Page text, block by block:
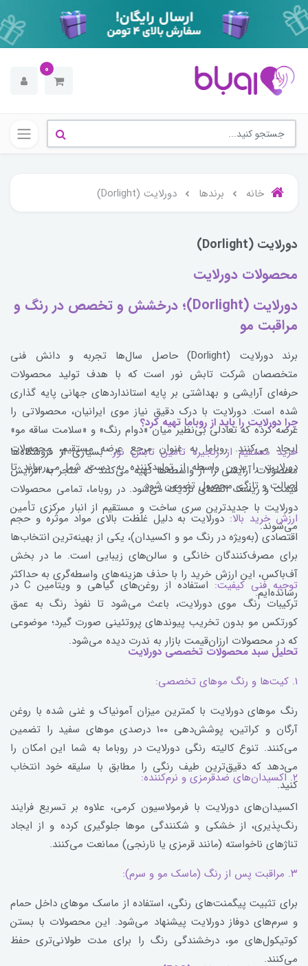
0
خانه برندها دورلایت (Dorlight)
دورلایت (Dorlight)
محصولات دورلایت
دورلایت (Dorlight)؛ درخشش و تخصص در رنگ و
مراقبت مو
برند دورلایت (Dorlight) حاصل سال‌ها تجربه و دانش فنی
متخصصان شرکت تابش نور است که با هدف تولید محصولات
حرفه‌ای آرایشی و بهداشتی بر پایه استانداردهای جهانی پایه گذاری
شده است. دورلایت با درک دقیق نیاز موی ایرانیان، محصولاتی را
عرضه کرده که تعادلی بی‌نظیر میان «دوام رنگ» و «سلامت ساقه مو»
ایجاد می‌کنند. روباما به عنوان مرجع عرضه مستقیم، محصولات
دورلایت را بدون واسطه از تولیدکننده به دست شما می‌رساند تا
اصالت و تازگی محصول تضمین شود.
چرا دورلایت را باید از روباما تهیه کرد؟
خرید مستقیم از زنجیره تأمین تابش نور:بسیاری از فروشگاه‌ها
محصولات آرایشی را از واسطه‌ها تهیه می‌کنند که منجر به افزایش
قیمت و ریسک انقضای نزدیک می‌شود. در روباما، تمامی محصولات
دورلایت با جدیدترین سری ساخت و مستقیم از انبار مرکزی تأمین
می‌شوند.
ارزش خرید بالا: دورلایت به دلیل غلظت بالای مواد موثره و حجم
اقتصادی (به‌ویژه در رنگ مو و اکسیدان)، یکی از بهینه‌ترین انتخاب‌ها
برای مصرف‌کنندگان خانگی و سالن‌های زیبایی است. ما در بخش
آف‌باکس، این ارزش خرید را با حذف هزینه‌های واسطه‌گری به حداکثر
رسانده‌ایم.
توجیه فنی کیفیت:
استفاده از روغن‌های گیاهی و ویتامین C در
ترکیبات رنگ موی دورلایت، باعث می‌شود تا نفوذ رنگ به عمق
کورتکس مو بدون تخریب پیوندهای پروتئینی صورت گیرد؛ موضوعی
که در محصولات ارزان‌قیمت بازار به ندرت دیده می‌شود.
تحلیل سبد محصولات تخصصی دورلایت
۱. کیت‌ها و رنگ موهای تخصصی:
رنگ موهای دورلایت با کمترین میزان آمونیاک و غنی شده با روغن
آرگان و کراتین، پوشش‌دهی ۱۰۰ درصدی موهای سفید را تضمین
می‌کنند. تنوع کالیته رنگی دورلایت در روباما به شما این امکان را
می‌دهد که دقیق‌ترین طیف رنگی را مطابق با سلیقه خود انتخاب
کنید.
۲. اکسیدان‌های ضدقرمزی و نرم‌کننده:
اکسیدان‌های دورلایت با فرمولاسیون کرمی، علاوه بر تسریع فرایند
رنگ‌پذیری، از خشکی و شکنندگی موها جلوگیری کرده و از ایجاد
تناژهای ناخواسته (مانند قرمزی یا نارنجی) ممانعت می‌کنند.
۳. مراقبت پس از رنگ (ماسک مو و سرم):
برای تثبیت پیگمنت‌های رنگی، استفاده از ماسک موهای داخل حمام
و سرم‌های دوفاز دورلایت پیشنهاد می‌شود. این محصولات با بستن
کوتیکول‌های مو، درخشندگی رنگ را برای مدت طولانی‌تری حفظ
می‌کنند.